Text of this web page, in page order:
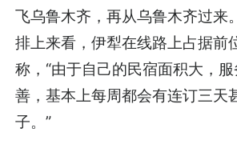
飞乌鲁木齐，再从乌鲁木齐过来
排上来看，伊犁在线路上占据前
称，“由于自己的民宿面积大，
善，基本上每周都会有连订三天
子。”